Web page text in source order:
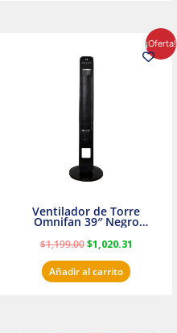
¡Oferta!
Ventilador de Torre
Omnifan 39″ Negro
$1,199.00
original
era:
$1,020.31
precio
actual
Añadir al carrito